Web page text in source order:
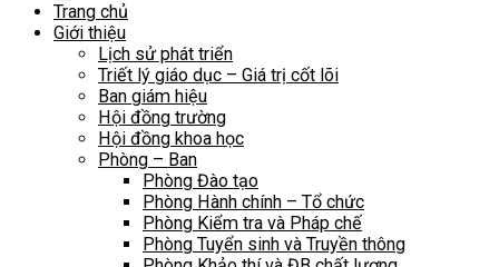
Trang chủ
Giới thiệu
Lịch sử phát triển
Triết lý giáo dục – Giá trị cốt lõi
Ban giám hiệu
Hội đồng trường
Hội đồng khoa học
Phòng – Ban
Phòng Đào tạo
Phòng Hành chính – Tổ chức
Phòng Kiểm tra và Pháp chế
Phòng Tuyển sinh và Truyền thông